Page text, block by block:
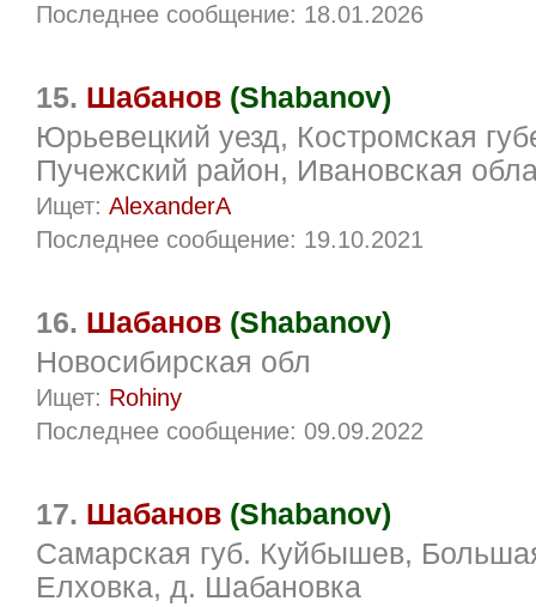
Последнее сообщение: 18.01.2026
15. Шабанов (Shabanov)
Юрьевецкий уезд, Костромская
Пучежский район, Ивановская
Ищет: AlexanderA
Последнее сообщение: 19.10.2021
16. Шабанов (Shabanov)
Новосибирская обл
Ищет: Rohiny
Последнее сообщение: 09.09.2022
17. Шабанов (Shabanov)
Самарская губ. Куйбышев,
Елховка, д. Шабановка